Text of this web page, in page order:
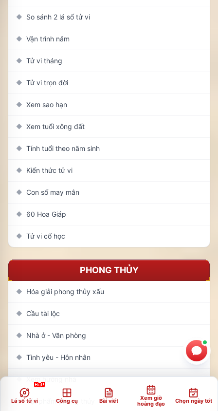
◆ So sánh 2 lá số tử vi
◆ Vận trình năm
◆ Tử vi tháng
◆ Tử vi trọn đời
◆ Xem sao hạn
◆ Xem tuổi xông đất
◆ Tính tuổi theo năm sinh
◆ Kiến thức tử vi
◆ Con số may mắn
◆ 60 Hoa Giáp
◆ Tử vi cổ học
PHONG THỦY
◆ Hóa giải phong thủy xấu
◆ Cầu tài lộc
◆ Nhà ở - Văn phòng
◆ Tình yêu - Hôn nhân
◆ Xem hướng nhà
◆ Vật phẩm phong thủy
Lá số tử vi Công cụ Bài viết
Xem giờ
hoàng đạo
Chọn ngày tốt